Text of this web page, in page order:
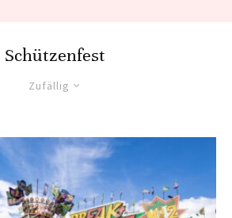
Schützenfest
Zufällig